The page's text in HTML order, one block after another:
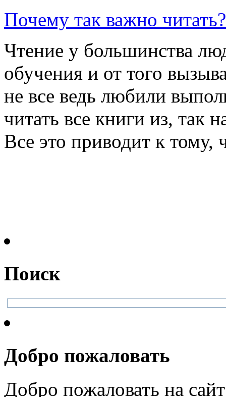
Почему так важно читать?
Чтение у большинства
обучения и от того
не все ведь любили
читать все книги из, так
Все это приводит к тому,
Поиск
Добро пожаловать
Добро пожаловать на